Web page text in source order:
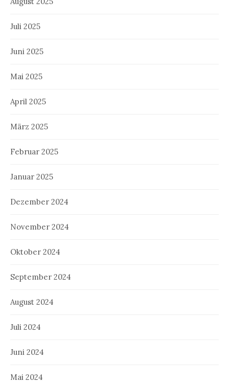
Juli 2025
Juni 2025
Mai 2025
April 2025
März 2025
Februar 2025
Januar 2025
Dezember 2024
November 2024
Oktober 2024
September 2024
August 2024
Juli 2024
Juni 2024
Mai 2024